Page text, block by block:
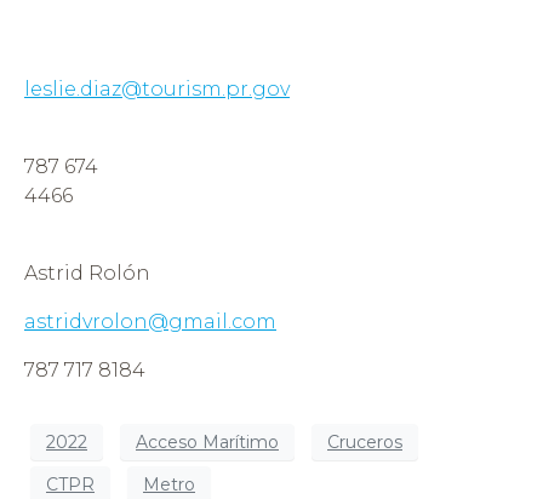
leslie.diaz@tourism.pr.gov
787 674
4466
Astrid Rolón
astridvrolon@gmail.com
787 717 8184
2022 Acceso Marítimo
Cruceros
CTPR
Metro